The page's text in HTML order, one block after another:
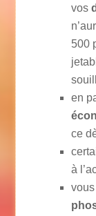
vos
500
en
ce
à